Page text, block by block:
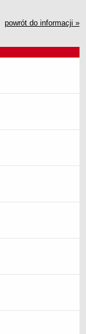
powrót do informacji »